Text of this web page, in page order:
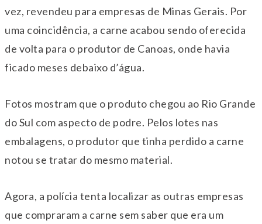
vez, revendeu para empresas de Minas Gerais. Por
uma coincidência, a carne acabou sendo oferecida
de volta para o produtor de Canoas, onde havia
ficado meses debaixo d’água.
Fotos mostram que o produto chegou ao Rio Grande
do Sul com aspecto de podre. Pelos lotes nas
embalagens, o produtor que tinha perdido a carne
notou se tratar do mesmo material.
Agora, a polícia tenta localizar as outras empresas
que compraram a carne sem saber que era um